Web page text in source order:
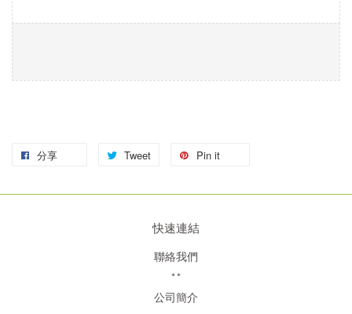
分享 Tweet Pin it
快速連結
聯絡我們
**
公司簡介